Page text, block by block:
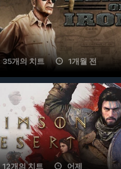
35개의 치트 1개월 전
12개의 치트 어제